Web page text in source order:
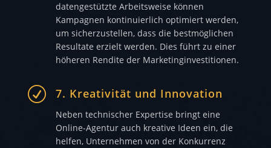
datengestützte Arbeitsweise können
Kampagnen kontinuierlich optimiert werden,
um sicherzustellen, dass die bestmöglichen
Resultate erzielt werden. Dies führt zu einer
höheren Rendite der Marketinginvestitionen.
R 7. Kreativität und Innovation
Neben technischer Expertise bringt eine
Online-Agentur auch kreative Ideen ein, die
helfen, Unternehmen von der Konkurrenz